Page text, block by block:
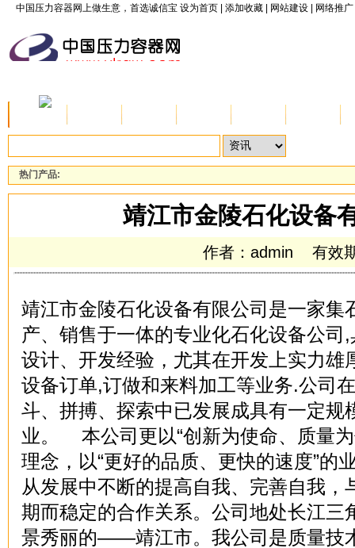
中国压力容器网上做生意，首选诚信宝 设为首页 添加收藏 网站建设 网络推广
热门产品:
靖江市金陵石化设备
作者：admin 有效
靖江市金陵石化设备有限公司是一家集
产、销售于一体的专业化石化设备公司
设计、开发经验，尤其在开发上实力雄
设备订单,订做和来料加工等业务.公司
斗、拼搏、探索中已发展成具有一定规
业。 本公司更以“创新为使命、质量为
理念，以“更好的品质、更快的速度”的
从发展中不断的提高自我、完善自我，
期而稳定的合作关系。公司地处长江三
景秀丽的――靖江市。我公司是质量技